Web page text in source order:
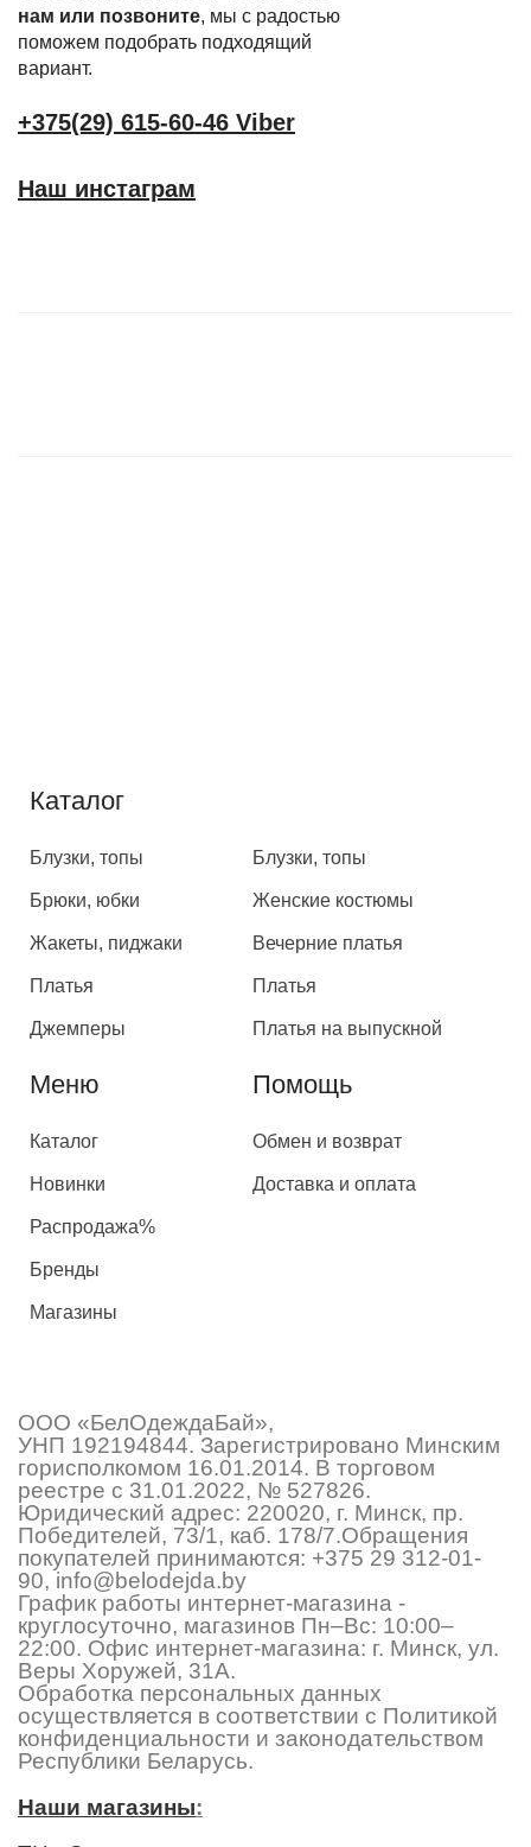
нам или позвоните, мы с радостью
поможем подобрать подходящий
вариант.
+375(29) 615-60-46 Viber
Наш инстаграм
Каталог
Блузки, топы
Брюки, юбки
Жакеты, пиджаки
Платья
Джемперы
Блузки, топы
Женские костюмы
Вечерние платья
Платья
Платья на выпускной
Меню
Каталог
Новинки
Распродажа%
Бренды
Магазины
Помощь
Обмен и возврат
Доставка и оплата
ООО «БелОдеждаБай»,
УНП 192194844. Зарегистрировано Минским
горисполкомом 16.01.2014. В торговом
реестре с 31.01.2022, № 527826.
Юридический адрес: 220020, г. Минск, пр.
Победителей, 73/1, каб. 178/7.Обращения
покупателей принимаются: +375 29 312-01-
90, info@belodejda.by
График работы интернет-магазина -
круглосуточно, магазинов Пн–Вс: 10:00–
22:00. Офис интернет-магазина: г. Минск, ул.
Веры Хоружей, 31А.
Обработка персональных данных
осуществляется в соответствии с Политикой
конфиденциальности и законодательством
Республики Беларусь.
Наши магазины: